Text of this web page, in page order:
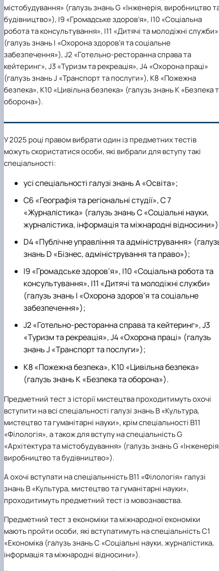
містобудування» (галузь знань G «Інженерія, виробництво
будівництво»), І9 «Громадське здоров’я», І10 «Соціальна
робота та консультування», I11 «Дитячі та молодіжні служби»
(галузь знань І «Охорона здоров’я та соціальне
забезпечення»), J2 «Готельно-ресторанна справа та
кейтеринг», J3 «Туризм та рекреація», J4 «Охорона праці»
(галузь знань J «Транспорт та послуги»), К8 «Пожежна
безпека», К10 «Цивільна безпека» (галузь знань К «Безпека
оборона»).
У 2025 році правомвибратиодин із предметних тестів
можуть скористатисяособи, які вибрали для вступу такі
спеціальності:
усі спеціальності галузі знань A «Освіта»;
С6 «Географія та регіональні студії», С 7
«Журналістика» (галузь знань C «Соціальні науки,
журналістика, інформація та міжнародні
D4 «Публічне управління та адміністрування»
знань D «Бізнес, адміністрування та право»);
І9 «Громадське здоров’я», І10 «Соціальна робота та
консультування», I11 «Дитячі та молодіжні служби»
(галузь знань І «Охорона здоров’я та соціальне
забезпечення»);
J2 «Готельно-ресторанна справа та кейтеринг», J3
«Туризм та рекреація», J4 «Охорона праці» (галузь
знань J «Транспорт та послуги»);
К8 «Пожежна безпека», К10 «Цивільна безпека»
(галузь знань К «Безпека та оборона»).
Предметний тест з історії мистецтвапроходитимуть охочі
вступити на всі спеціальності галузі знань В «Культура,
мистецтво та гуманітарні науки», крім спеціальності В11
«Філологія», а також для вступу на спеціальність G
«Архітектура та містобудування» (галузь знань G
виробництво та будівництво»).
А охочі вступати на спеціальнність В11 «Філологія» галузі
знань В «Культура, мистецтво та гуманітарні науки»,
проходитимутьпредметний тест із мовознавства.
Предметний тест з економіки та міжнародної економіки
мають пройти особи, які вступатимуть на спеціальність С1
«Економіка (галузь знань C «Соціальні науки, журналістика,
інформація та міжнародні відносини»).